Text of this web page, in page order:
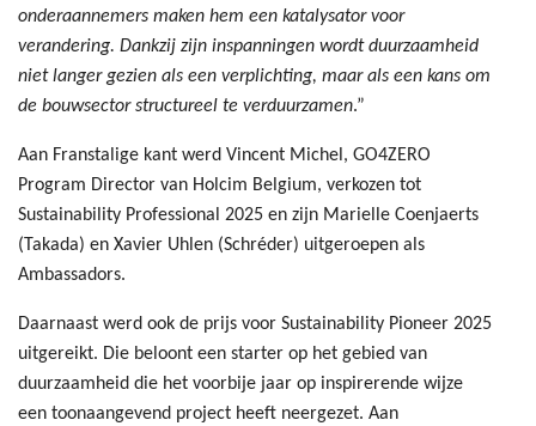
onderaannemers maken hem een katalysator voor
verandering. Dankzij zijn inspanningen wordt duurzaamheid
niet langer gezien als een verplichting, maar als een kans om
de bouwsector structureel te verduurzamen.”
Aan Franstalige kant werd Vincent Michel, GO4ZERO
Program Director van Holcim Belgium, verkozen tot
Sustainability Professional 2025 en zijn Marielle Coenjaerts
(Takada) en Xavier Uhlen (Schréder) uitgeroepen als
Ambassadors.
Daarnaast werd ook de prijs voor Sustainability Pioneer 2025
uitgereikt. Die beloont een starter op het gebied van
duurzaamheid die het voorbije jaar op inspirerende wijze
een toonaangevend project heeft neergezet. Aan